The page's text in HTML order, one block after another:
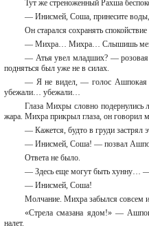
Тут же стреноженный Рахша
— Инисмей, Соша, принесите
Он старался сохранять
— Михра… Михра… Слышишь
— Атья увел младших? — розовая
подняться был уже не в силах.
— Я не видел, — голос Ашпокая
убежали… убежали…
Глаза Михры словно подернулись
жара. Михра прикрыл глаза, он говорил
— Кажется, будто в груди застрял
— Инисмей, Соша! — позвал
Ответа не было.
— Здесь еще могут быть хунну…
— Инисмей, Соша!
Молчание. Михра забылся совсем
«Стрела смазана ядом!» —
налет.